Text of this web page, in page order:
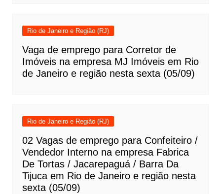
Rio de Janeiro e Região (RJ)
Vaga de emprego para Corretor de
Imóveis na empresa MJ Imóveis em Rio
de Janeiro e região nesta sexta (05/09)
Rio de Janeiro e Região (RJ)
02 Vagas de emprego para Confeiteiro /
Vendedor Interno na empresa Fabrica
De Tortas / Jacarepaguá / Barra Da
Tijuca em Rio de Janeiro e região nesta
sexta (05/09)